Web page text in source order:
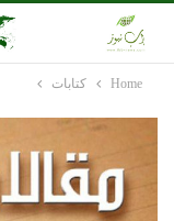
Home كتابات